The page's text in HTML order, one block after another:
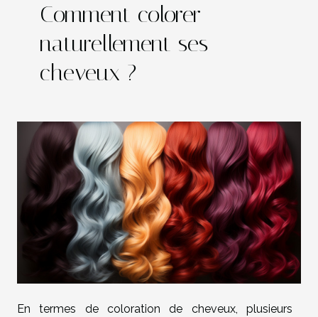
Comment colorer
naturellement ses
cheveux ?
En termes de coloration de cheveux, plusieurs